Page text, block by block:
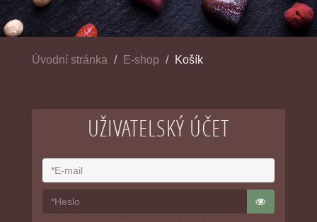
Úvodní stránka E-shop Košík
UŽIVATELSKÝ ÚČET